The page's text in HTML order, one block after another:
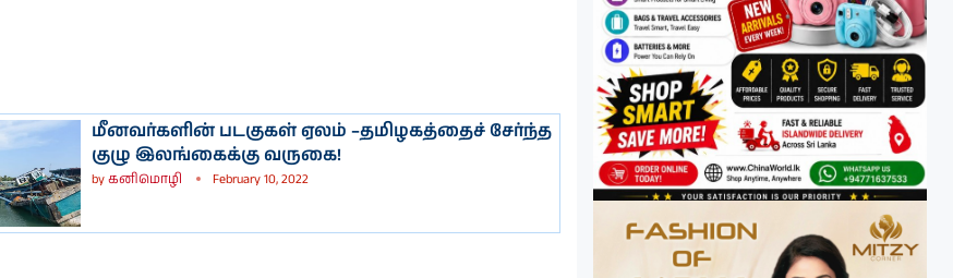
மீனவர்களின் படகுகள் ஏலம் –தமிழகத்தைச் சேர்ந்த
குழு இலங்கைக்கு வருகை!
byகனிமொழி February 10, 2022